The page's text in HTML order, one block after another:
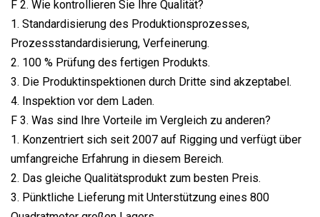
F 2. Wie kontrollieren Sie Ihre Qualität?
1. Standardisierung des Produktionsprozesses,
Prozessstandardisierung, Verfeinerung.
2. 100 % Prüfung des fertigen Produkts.
3. Die Produktinspektionen durch Dritte sind akzeptabel.
4. Inspektion vor dem Laden.
F 3. Was sind Ihre Vorteile im Vergleich zu anderen?
1. Konzentriert sich seit 2007 auf Rigging und verfügt über
umfangreiche Erfahrung in diesem Bereich.
2. Das gleiche Qualitätsprodukt zum besten Preis.
3. Pünktliche Lieferung mit Unterstützung eines 800